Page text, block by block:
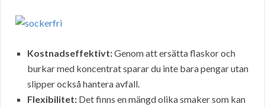
Kostnadseffektivt:Genom att ersätta flaskor och
burkar med koncentrat sparar du inte bara pengar utan
slipper också hantera avfall.
Flexibilitet: Det finns en mängd olika smaker som kan